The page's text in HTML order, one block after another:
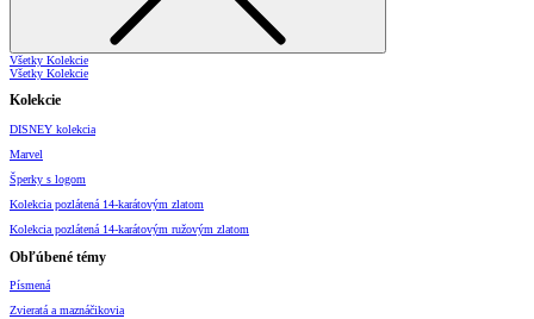
Všetky Kolekcie
Všetky Kolekcie
Kolekcie
DISNEY kolekcia
Marvel
Šperky s logom
Kolekcia pozlátená 14-karátovým zlatom
Kolekcia pozlátená 14-karátovým ružovým zlatom
Obľúbené témy
Písmená
Zvieratá a maznáčikovia